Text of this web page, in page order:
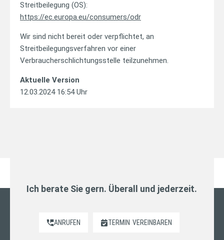
Streitbeilegung (OS):
https://ec.europa.eu/consumers/odr
Wir sind nicht bereit oder verpflichtet, an
Streitbeilegungsverfahren vor einer
Verbraucherschlichtungsstelle teilzunehmen.
Aktuelle Version
12.03.2024 16:54 Uhr
Ich berate Sie gern. Überall und jederzeit.
ANRUFEN TERMIN VEREINBAREN